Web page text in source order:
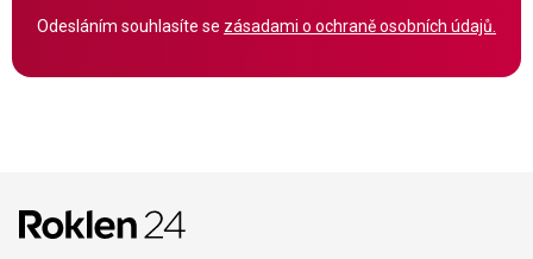
Odesláním souhlasíte se zásadami o ochraně osobních údajů.